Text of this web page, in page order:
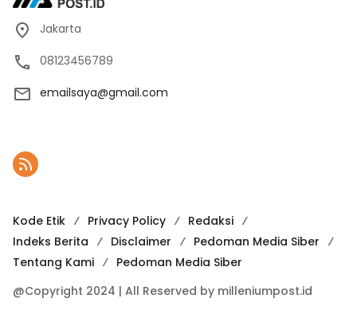
Jakarta
08123456789
emailsaya@gmail.com
Kode Etik Privacy Policy
Redaksi
Indeks Berita
Disclaimer
Pedoman Media Siber
Tentang Kami
Pedoman Media Siber
@Copyright 2024 | All Reserved by milleniumpost.id